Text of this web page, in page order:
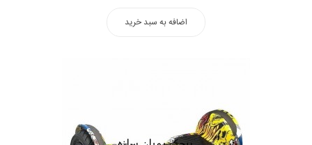
اضافه به سبد خرید